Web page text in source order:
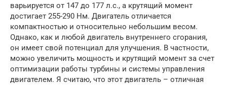
варьируется от 147 до 177 л.с., а крутящий момент
достигает 255-290 Нм. Двигатель отличается
компактностью и относительно небольшим весом.
Однако, как и любой двигатель внутреннего сгорания,
он имеет свой потенциал для улучшения. В частности,
можно увеличить мощность и крутящий момент за счет
оптимизации работы турбины и системы управления
двигателем. Я считаю, что этот двигатель – отличная